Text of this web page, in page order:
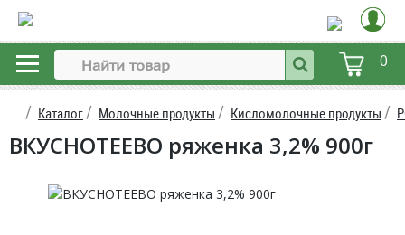
0
Каталог Молочные продукты Кисломолочные продукты
ВКУСНОТЕЕВО ряженка 3,2% 900г